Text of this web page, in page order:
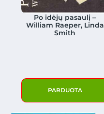
Po idėjų pasaulį –
William Raeper, Linda
Smith
PARDUOTA